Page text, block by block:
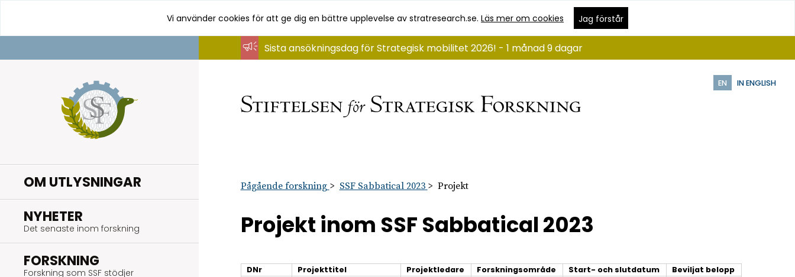
innehåll
Vi använder cookies för att ge dig en bättre upplevelse av stratresearch.se.Läs mer om cookies Jag förstår
EN IN ENGLISH
OM UTLYSNINGAR
NYHETER
Det senaste inom forskning
FORSKNING
Forskning som SSF stödjer
Sista ansökningsdag för Strategisk mobilitet 2026! - 1 månad 9 dagar
Pågående forskning SSF Sabbatical 2023 Projekt
Projekt inom SSF Sabbatical 2023
DNr Projekttitel Projektledare Forskningsområde Start- och slutdatum Beviljat belopp